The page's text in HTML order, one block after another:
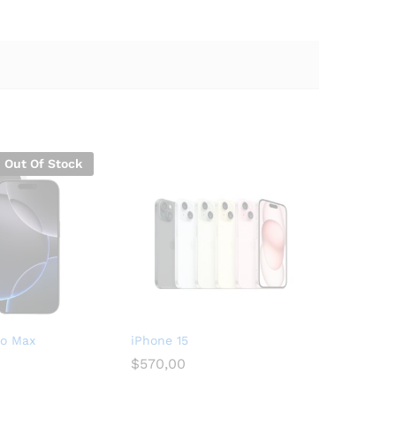
Out Of Stock
Max iPhone 15
$570,00